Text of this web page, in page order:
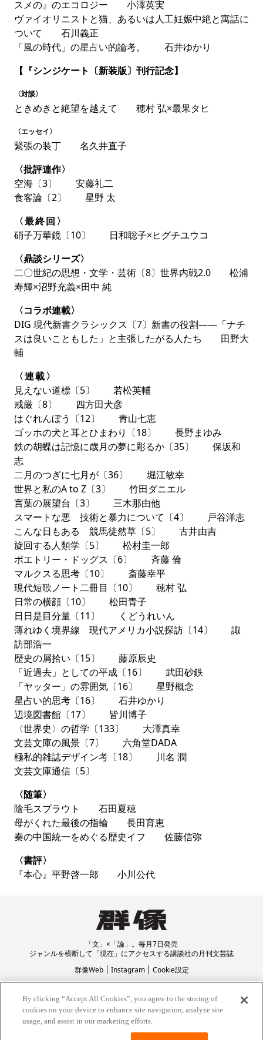
場所にて」と島口大樹「鳥がぼくらは祈り、」
が松永K三蔵「カメオ」
に決まりました。当選作2作、
受賞の言葉、選評は先月号に掲載しています。優秀作の
み誌面の都合上、今月の掲載となりましたが、ぜひ合わ
本社からの命令で何としても期日までに倉庫を建てなけ
ればならないのに、犬を連れた隣地の男”カメオ”が立ち
はだかる。不条理な可笑しみに彩られたデビュー作。
『シンジケート〔新装版〕』刊行記念【対
談】穂村 弘×最果タヒ【エッセイ】名久井直
31年前の 穂村弘さんのデビュー歌集『シンジケート』
の［新装版］刊行を記念して、穂村さんに
（絵はヒグチユウコさん
さんのエッセイにて。
【批評連作】安藤礼二 星野 太
日和聡子×ヒグチユウコ
「空海」、星野太さん「食客論」
ろん、いたるところに「批評」は散りばめられていま
す。日和聡子さんとヒグチユウコさんによる豪華コラボ
連載
は来年の予定です、お楽しみに。
スメの』のエコロジー 小澤英実
ヴァイオリニストと猫、あるいは人工妊娠中絶と寓話に
ついて 石川義正
「風の時代」の星占い的論考。 石井ゆかり
【『シンジケート〔新装版〕刊行記念】
〈対談〉
ときめきと絶望を越えて 穂村 弘×最果タヒ
〈エッセイ〉
緊張の装丁 名久井直子
〈批評連作〉
空海〔3〕 安藤礼二
食客論〔2〕 星野 太
〈最終回〉
硝子万華鏡〔10〕 日和聡子×ヒグチユウコ
〈鼎談シリーズ〉
二〇世紀の思想・文学・芸術〔8〕世界内戦2.0 松浦
寿輝×沼野充義×田中 純
〈コラボ連載〉
DIG 現代新書クラシックス〔7〕新書の役割――「ナチ
スは良いこともした」と主張したがる人たち 田野大
輔
〈連載〉
見えない道標〔5〕 若松英輔
戒厳〔8〕 四方田犬彦
はぐれんぼう〔12〕 青山七恵
ゴッホの犬と耳とひまわり〔18〕 長野まゆみ
鉄の胡蝶は記憶に歳月の夢に彫るか〔35〕 保坂和
志
二月のつぎに七月が〔36〕 堀江敏幸
世界と私のA to Z〔3〕 竹田ダニエル
言葉の展望台〔3〕 三木那由他
スマートな悪 技術と暴力について〔4〕 戸谷洋志
こんな日もある 競馬徒然草〔5〕 古井由吉
旋回する人類学〔5〕 松村圭一郎
ポエトリー・ドッグス〔6〕 斉藤 倫
マルクスる思考〔10〕 斎藤幸平
現代短歌ノート二冊目〔10〕 穂村 弘
日常の横顔〔10〕 松田青子
日日是目分量〔11〕 くどうれいん
薄れゆく境界線 現代アメリカ小説探訪〔14〕 諏
訪部浩一
歴史の屑拾い〔15〕 藤原辰史
「近過去」としての平成〔16〕 武田砂鉄
「ヤッター」の雰囲気〔16〕 星野概念
星占い的思考〔16〕 石井ゆかり
辺境図書館〔17〕 皆川博子
〈世界史〉の哲学〔133〕 大澤真幸
文芸文庫の風景〔7〕 六角堂DADA
極私的雑誌デザイン考〔18〕 川名 潤
文芸文庫通信〔5〕
〈随筆〉
陰毛スプラウト 石田夏穂
母がくれた最後の指輪 長田育恵
秦の中国統一をめぐる歴史イフ 佐藤信弥
〈書評〉
『本心』平野啓一郎 小川公代
「文」×「論」。毎月7日発売
ジャンルを横断して「現在」にアクセスする講談社の月刊文芸誌
群像Web
Instagram
Cookie設定
プライバシーポリシー
著作権について
By clicking “Accept All Cookies”, you agree to the storing of
cookies on your device to enhance site navigation, analyze site
usage, and assist in our marketing efforts.